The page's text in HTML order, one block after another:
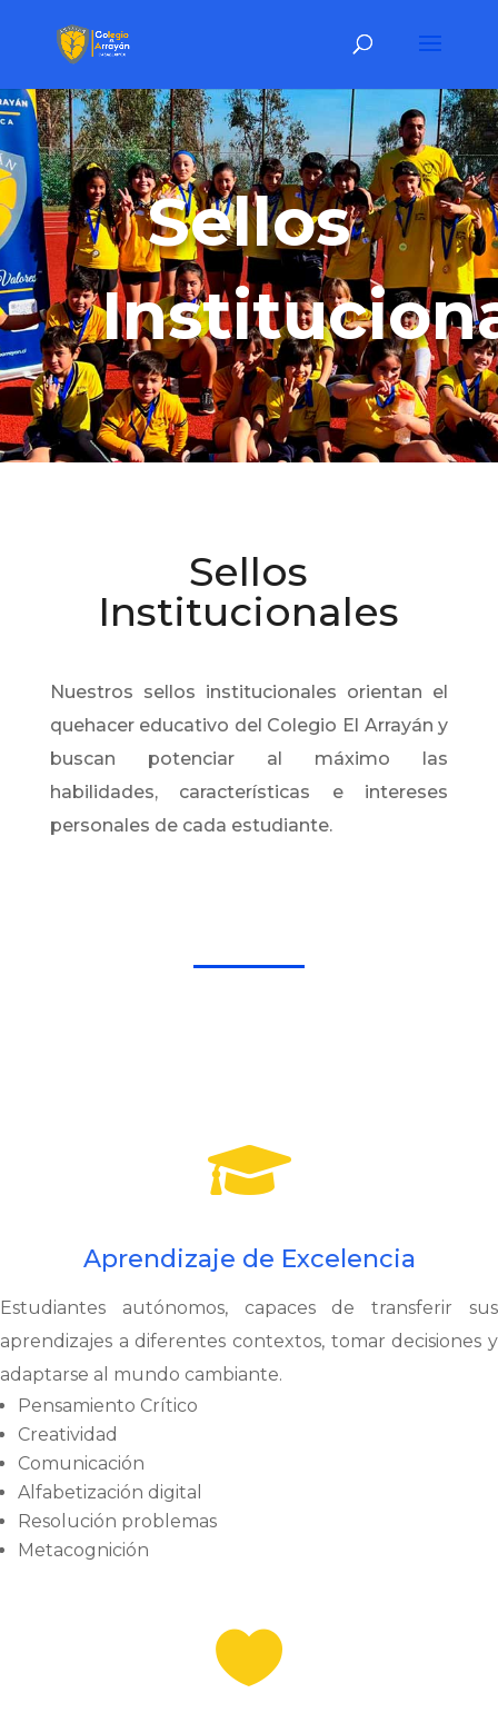
Sellos
Sellos
Institucionales
Nuestros sellos institucionales orientan el
quehacer educativo del Colegio El Arrayán y
buscan potenciar al máximo las
habilidades, características e intereses
personales de cada estudiante.

Aprendizaje de Excelencia
Estudiantes autónomos, capaces de transferir sus
aprendizajes a diferentes contextos, tomar decisiones y
adaptarse al mundo cambiante.
Pensamiento Crítico
Creatividad
Comunicación
Alfabetización digital
Resolución problemas
Metacognición
